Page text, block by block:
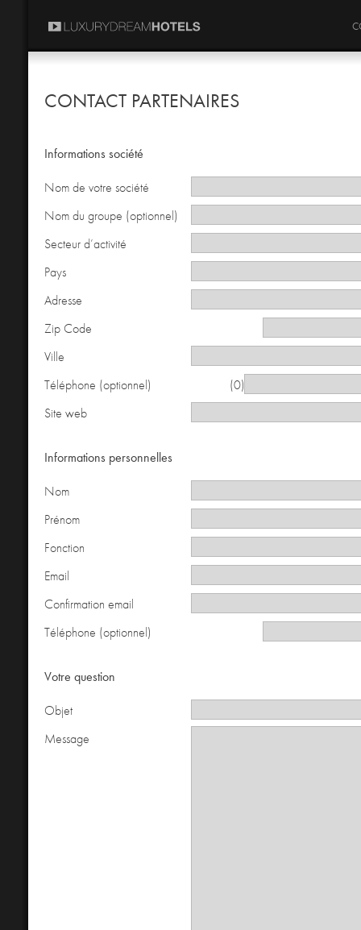
CONTACT PARTENAIRES
Informations société
Nom de votre société
Nom du groupe (optionnel)
Secteur d’activité
Pays
Adresse
Zip Code
Ville
Téléphone (optionnel)
(0)
Site web
Informations personnelles
Nom
Prénom
Fonction
Email
Confirmation email
Téléphone (optionnel)
Votre question
Objet
Message